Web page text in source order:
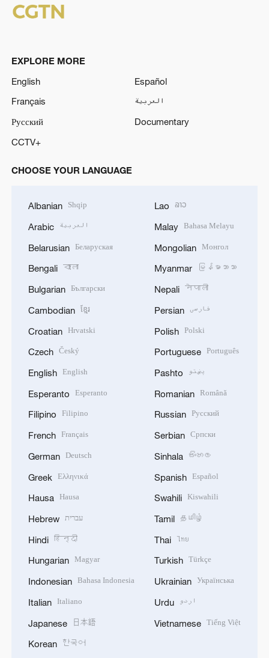
EXPLORE MORE
English
Español
Français
العربية
Русский
Documentary
CCTV+
CHOOSE YOUR LANGUAGE
Albanian Shqip
Arabic العربية
Belarusian Беларуская
Bengali বাংলা
Bulgarian Български
Cambodian ខ្មែរ
Croatian Hrvatski
Czech Český
English English
Esperanto Esperanto
Filipino Filipino
French Français
German Deutsch
Greek Ελληνικά
Hausa Hausa
Hebrew עברית
Hindi हिन्दी
Hungarian Magyar
Indonesian Bahasa Indonesia
Italian Italiano
Japanese 日本語
Korean 한국어
Lao ລາວ
Malay Bahasa Melayu
Mongolian Монгол
Myanmar မြန်မာဘာသာ
Nepali नेपाली
Persian فارسی
Polish Polski
Portuguese Português
Pashto پښتو
Romanian Română
Russian Русский
Serbian Српски
Sinhala සිංහල
Spanish Español
Swahili Kiswahili
Tamil தமிழ்
Thai ไทย
Turkish Türkçe
Ukrainian Українська
Urdu اردو
Vietnamese Tiếng Việt